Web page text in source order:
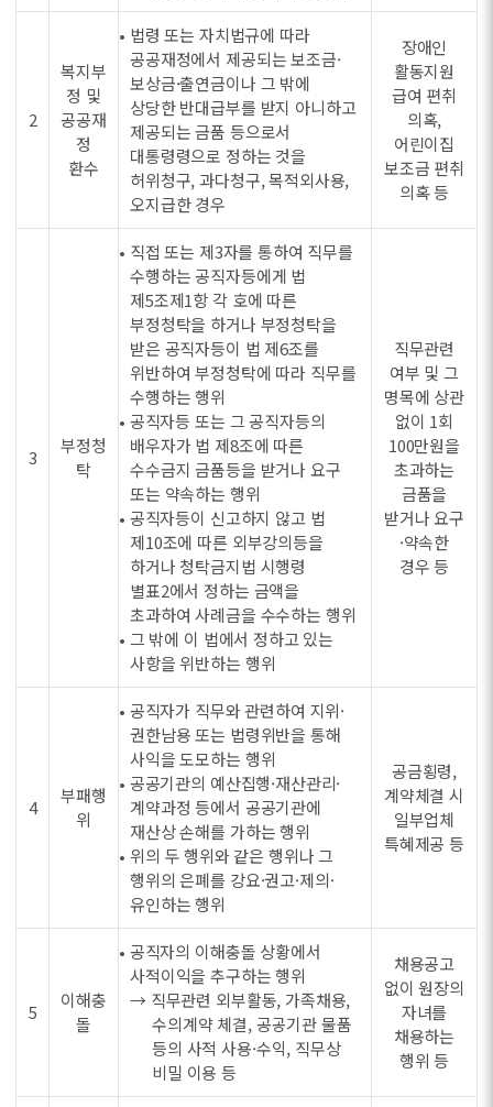
2
복지부
정 및
공공재
정
환수
• 법령 또는 자치법규에 따라
공공재정에서 제공되는 보조금·
보상금·출연금이나 그 밖에
상당한 반대급부를 받지 아니하고
제공되는 금품 등으로서
대통령령으로 정하는 것을
허위청구, 과다청구, 목적외사용,
오지급한 경우
장애인
활동지원
급여 편취
의혹,
어린이집
보조금 편취
의혹 등
3
부정청
탁
• 직접 또는 제3자를 통하여 직무를
수행하는 공직자등에게 법
제5조제1항 각 호에 따른
부정청탁을 하거나 부정청탁을
받은 공직자등이 법 제6조를
위반하여 부정청탁에 따라 직무를
수행하는 행위
• 공직자등 또는 그 공직자등의
배우자가 법 제8조에 따른
수수금지 금품등을 받거나 요구
또는 약속하는 행위
• 공직자등이 신고하지 않고 법
제10조에 따른 외부강의등을
하거나 청탁금지법 시행령
별표2에서 정하는 금액을
초과하여 사례금을 수수하는 행위
• 그 밖에 이 법에서 정하고 있는
사항을 위반하는 행위
직무관련
여부 및 그
명목에 상관
없이 1회
100만원을
초과하는
금품을
받거나 요구
·약속한
경우 등
4
부패행
위
• 공직자가 직무와 관련하여 지위·
권한남용 또는 법령위반을 통해
사익을 도모하는 행위
• 공공기관의 예산집행·재산관리·
계약과정 등에서 공공기관에
재산상 손해를 가하는 행위
• 위의 두 행위와 같은 행위나 그
행위의 은폐를 강요·권고·제의·
유인하는 행위
공금횡령,
계약체결 시
일부업체
특혜제공 등
5
이해충
돌
• 공직자의 이해충돌 상황에서
사적이익을 추구하는 행위
→ 직무관련 외부활동, 가족채용,
수의계약 체결, 공공기관 물품
등의 사적 사용·수익, 직무상
비밀 이용 등
채용공고
없이 원장의
자녀를
채용하는
행위 등